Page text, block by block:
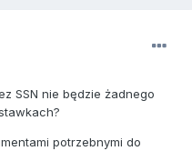
SSN nie będzie żadnego
potrzebnymi do